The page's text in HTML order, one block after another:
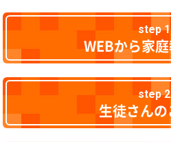
step 1
WEBから家
step 2
生徒さんの